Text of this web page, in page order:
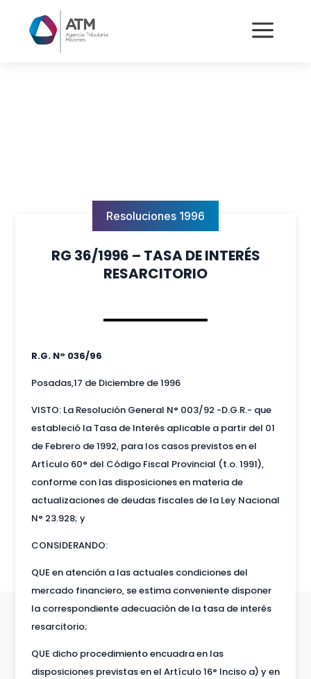
a
Resoluciones 1996
RG 36/1996 – TASA DE INTERÉS
RESARCITORIO
R.G. N° 036/96
Posadas,17 de Diciembre de 1996
VISTO: La Resolución General N° 003/92 -D.G.R.- que
estableció la Tasa de Interés aplicable a partir del 01
de Febrero de 1992, para los casos previstos en el
Artículo 60° del Código Fiscal Provincial (t.o. 1991),
conforme con las disposiciones en materia de
actualizaciones de deudas fiscales de la Ley Nacional
N° 23.928; y
CONSIDERANDO:
QUE en atención a las actuales condiciones del
mercado financiero, se estima conveniente disponer
la correspondiente adecuación de la tasa de interés
resarcitorio;
QUE dicho procedimiento encuadra en las
disposiciones previstas en el Artículo 16° Inciso a) y en